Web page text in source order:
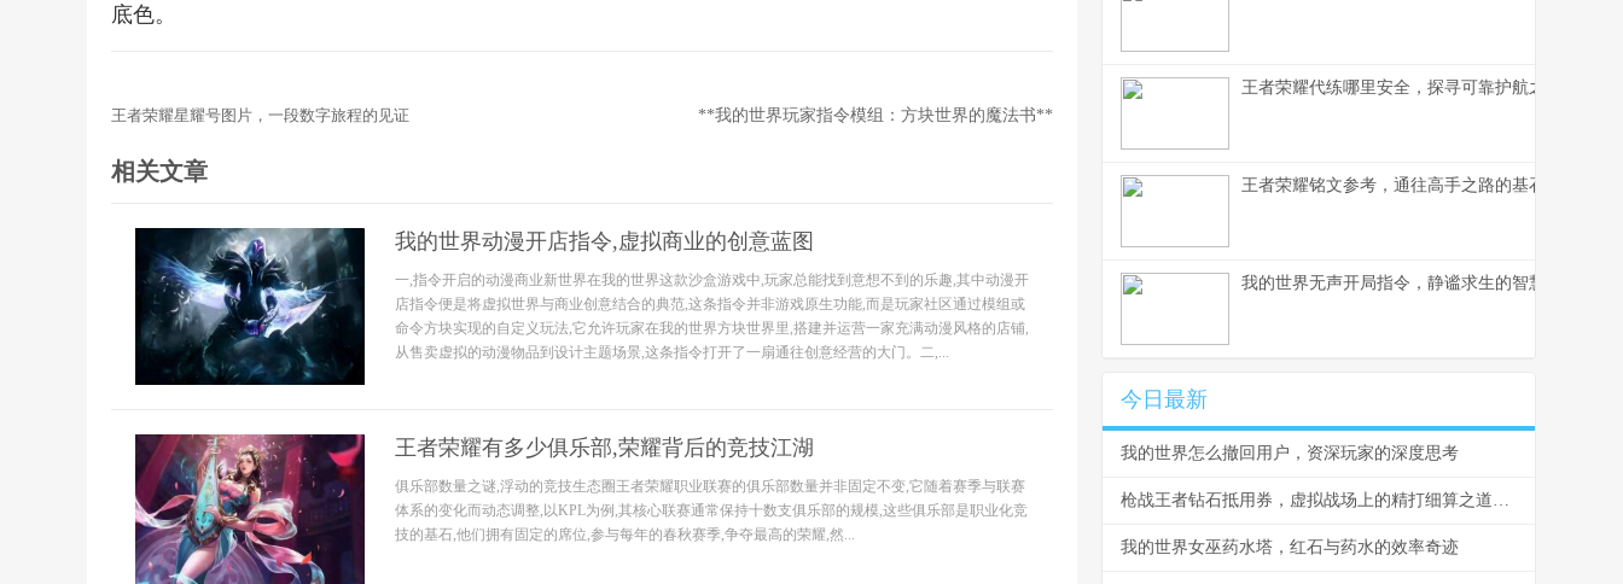
底色。
王者荣耀星耀号图片，一段数字旅程的见证 **我的世界玩家指令模组：方块世界的魔法书**
相关文章
我的世界动漫开店指令,虚拟商业的创意蓝图
一,指令开启的动漫商业新世界在我的世界这款沙盒游戏中,玩家总能找到意想不到的乐趣,其中动漫开
店指令便是将虚拟世界与商业创意结合的典范,这条指令并非游戏原生功能,而是玩家社区通过模组或
命令方块实现的自定义玩法,它允许玩家在我的世界方块世界里,搭建并运营一家充满动漫风格的店铺,
从售卖虚拟的动漫物品到设计主题场景,这条指令打开了一扇通往创意经营的大门。二,...
王者荣耀有多少俱乐部,荣耀背后的竞技江湖
俱乐部数量之谜,浮动的竞技生态圈王者荣耀职业联赛的俱乐部数量并非固定不变,它随着赛季与联赛
体系的变化而动态调整,以KPL为例,其核心联赛通常保持十数支俱乐部的规模,这些俱乐部是职业化竞
技的基石,他们拥有固定的席位,参与每年的春秋赛季,争夺最高的荣耀,然...
王者荣耀代练哪里安全，探寻可靠护航之路
王者荣耀铭文参考，通往高手之路的基石
我的世界无声开局指令，静谧求生的智慧与挑战
今日最新
我的世界怎么撤回用户，资深玩家的深度思考
枪战王者钻石抵用券，虚拟战场上的精打细算之道，副标题，一张抵用券背后的战术与经济学
我的世界女巫药水塔，红石与药水的效率奇迹